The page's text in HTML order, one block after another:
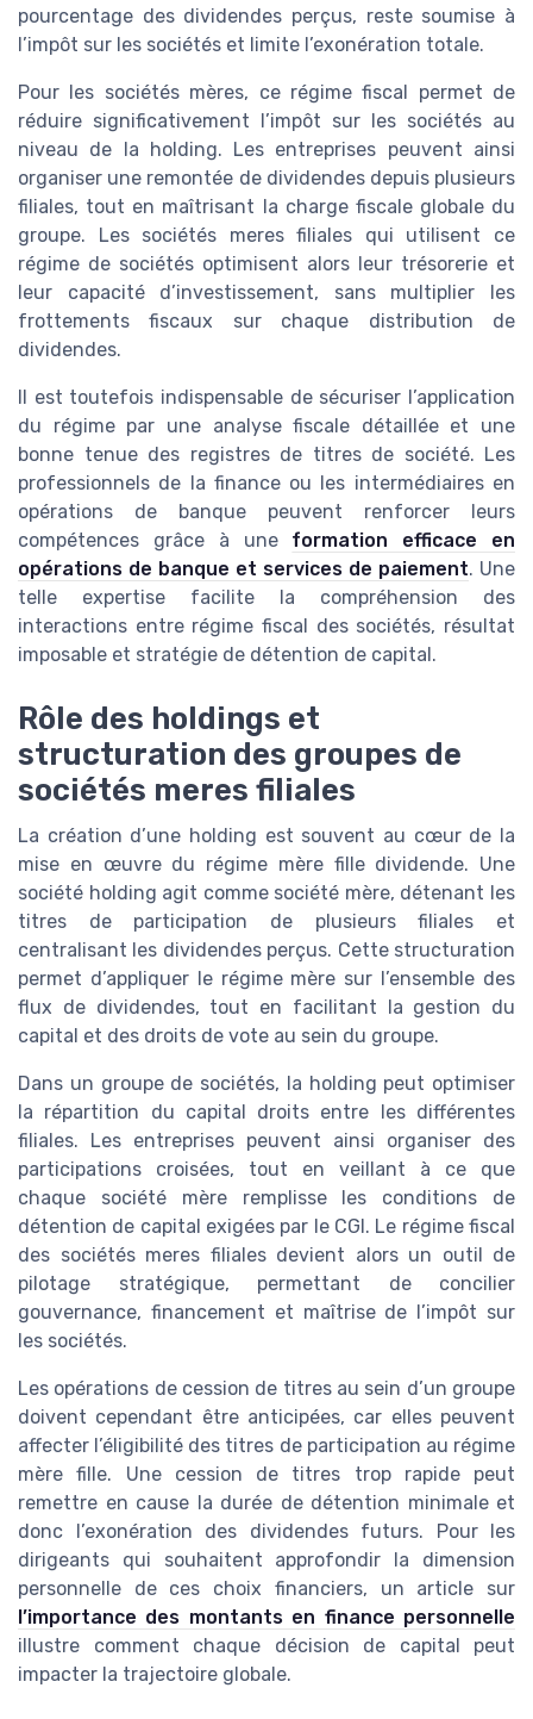
pourcentage des dividendes perçus, reste soumise à
l’impôt sur les sociétés et limite l’exonération totale.
Pour les sociétés mères, ce régime fiscal permet de
réduire significativement l’impôt sur les sociétés au
niveau de la holding. Les entreprises peuvent ainsi
organiser une remontée de dividendes depuis plusieurs
filiales, tout en maîtrisant la charge fiscale globale du
groupe. Les sociétés meres filiales qui utilisent ce
régime de sociétés optimisent alors leur trésorerie et
leur capacité d’investissement, sans multiplier les
frottements fiscaux sur chaque distribution de
dividendes.
Il est toutefois indispensable de sécuriser l’application
du régime par une analyse fiscale détaillée et une
bonne tenue des registres de titres de société. Les
professionnels de la finance ou les intermédiaires en
opérations de banque peuvent renforcer leurs
compétences grâce à une formation efficace en
opérations de banque et services de paiement. Une
telle expertise facilite la compréhension des
interactions entre régime fiscal des sociétés, résultat
imposable et stratégie de détention de capital.
Rôle des holdings et
structuration des groupes de
sociétés meres filiales
La création d’une holding est souvent au cœur de la
mise en œuvre du régime mère fille dividende. Une
société holding agit comme société mère, détenant les
titres de participation de plusieurs filiales et
centralisant les dividendes perçus. Cette structuration
permet d’appliquer le régime mère sur l’ensemble des
flux de dividendes, tout en facilitant la gestion du
capital et des droits de vote au sein du groupe.
Dans un groupe de sociétés, la holding peut optimiser
la répartition du capital droits entre les différentes
filiales. Les entreprises peuvent ainsi organiser des
participations croisées, tout en veillant à ce que
chaque société mère remplisse les conditions de
détention de capital exigées par le CGI. Le régime fiscal
des sociétés meres filiales devient alors un outil de
pilotage stratégique, permettant de concilier
gouvernance, financement et maîtrise de l’impôt sur
les sociétés.
Les opérations de cession de titres au sein d’un groupe
doivent cependant être anticipées, car elles peuvent
affecter l’éligibilité des titres de participation au régime
mère fille. Une cession de titres trop rapide peut
remettre en cause la durée de détention minimale et
donc l’exonération des dividendes futurs. Pour les
dirigeants qui souhaitent approfondir la dimension
personnelle de ces choix financiers, un article sur
l’importance des montants en finance personnelle
illustre comment chaque décision de capital peut
impacter la trajectoire globale.